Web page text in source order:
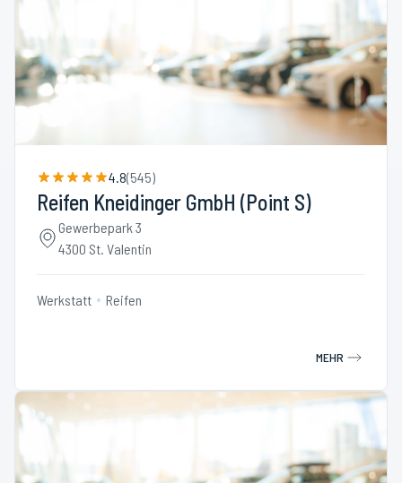
4.8(545)
Reifen Kneidinger GmbH (Point S)
Gewerbepark 3
4300 St. Valentin
Werkstatt Reifen
MEHR